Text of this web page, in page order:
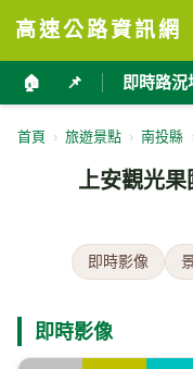
高速公路資訊網
🏠 📌 即時路況
首頁 › 旅遊景點 › 南投縣
上安觀光
即時影像
即時影像